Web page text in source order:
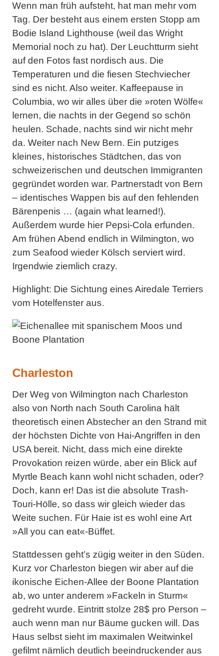
Wenn man früh aufsteht, hat man mehr vom
Tag. Der besteht aus einem ersten Stopp am
Bodie Island Lighthouse (weil das Wright
Memorial noch zu hat). Der Leuchtturm sieht
auf den Fotos fast nordisch aus. Die
Temperaturen und die fiesen Stechviecher
sind es nicht. Also weiter. Kaffeepause in
Columbia, wo wir alles über die »roten Wölfe«
lernen, die nachts in der Gegend so schön
heulen. Schade, nachts sind wir nicht mehr
da. Weiter nach New Bern. Ein putziges
kleines, historisches Städtchen, das von
schweizerischen und deutschen Immigranten
gegründet worden war. Partnerstadt von Bern
– identisches Wappen bis auf den fehlenden
Bärenpenis … (again what learned!).
Außerdem wurde hier Pepsi-Cola erfunden.
Am frühen Abend endlich in Wilmington, wo
zum Seafood wieder Kölsch serviert wird.
Irgendwie ziemlich crazy.
Highlight: Die Sichtung eines Airedale Terriers
vom Hotelfenster aus.
Charleston
Der Weg von Wilmington nach Charleston
also von North nach South Carolina hält
theoretisch einen Abstecher an den Strand mit
der höchsten Dichte von Hai-Angriffen in den
USA bereit. Nicht, dass mich eine direkte
Provokation reizen würde, aber ein Blick auf
Myrtle Beach kann wohl nicht schaden, oder?
Doch, kann er! Das ist die absolute Trash-
Touri-Hölle, so dass wir gleich wieder das
Weite suchen. Für Haie ist es wohl eine Art
»All you can eat«-Büffet.
Stattdessen geht’s zügig weiter in den Süden.
Kurz vor Charleston biegen wir aber auf die
ikonische Eichen-Allee der Boone Plantation
ab, wo unter anderem »Fackeln in Sturm«
gedreht wurde. Eintritt stolze 28$ pro Person –
auch wenn man nur Bäume gucken will. Das
Haus selbst sieht im maximalen Weitwinkel
gefilmt nämlich deutlich beeindruckender aus